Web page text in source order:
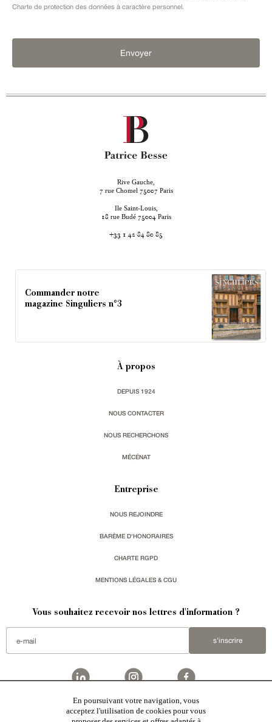
Charte de protection des données à caractère personnel .
Envoyer
Rive Gauche,
7 rue Chomel 75007 Paris
Ile Saint-Louis,
18 rue Budé 75004 Paris
+33 1 42 84 80 85
Commander notre
magazine Singuliers n°3
À propos
DEPUIS 1924
NOUS CONTACTER
NOUS RECHERCHONS
MÉCÉNAT
Entreprise
NOUS REJOINDRE
BARÈME D'HONORAIRES
CHARTE RGPD
MENTIONS LÉGALES & CGU
Vous souhaitez recevoir nos lettres d'information ?
s'inscrire
Patrice Besse est une agence immobilière basée à Paris, ayant créé un réseau national spécialisé
dans la vente de bâtiments de caractère:
demeures & maisons
En poursuivant votre navigation, vous
acceptez l'utilisation de cookies pour vous